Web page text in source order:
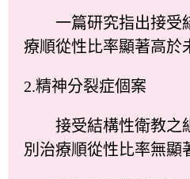
一篇研究指出接受
療順從性比率顯著高於
2.精神分裂症個案
接受結構性衛教之
別治療順從性比率無顯